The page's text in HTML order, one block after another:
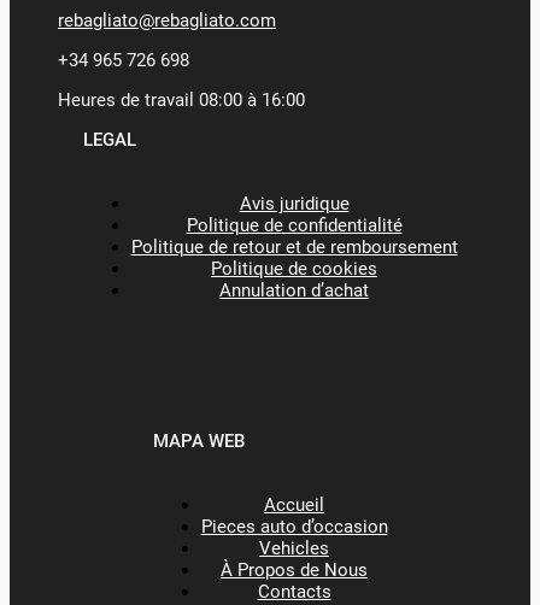
rebagliato@rebagliato.com
+34 965 726 698
Heures de travail 08:00 à 16:00
LEGAL
Avis juridique
Politique de confidentialité
Politique de retour et de remboursement
Politique de cookies
Annulation d’achat
MAPA WEB
Accueil
Pieces auto d’occasion
Vehicles
À Propos de Nous
Contacts